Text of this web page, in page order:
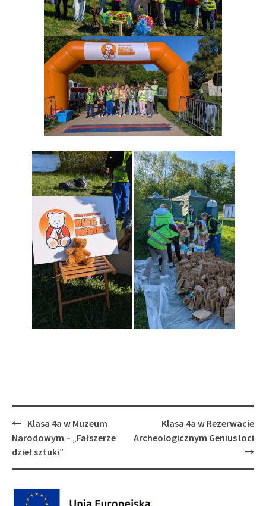
Post
navigation
Klasa 4a w Muzeum
Narodowym – „Fałszerze
dzieł sztuki”
Klasa 4a w Rezerwacie
Archeologicznym Genius loci